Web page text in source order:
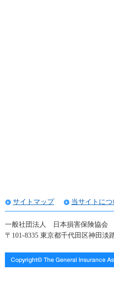
サイトマップ 当サイトにつ
一般社団法人 日本損害保険協会
〒101-8335 東京都千代田区神田淡